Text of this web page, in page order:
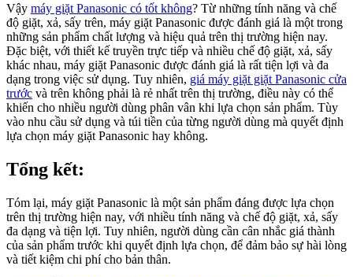
Vậy máy giặt Panasonic có tốt không? Từ những tính năng và chế
độ giặt, xả, sấy trên, máy giặt Panasonic được đánh giá là một trong
những sản phẩm chất lượng và hiệu quả trên thị trường hiện nay.
Đặc biệt, với thiết kế truyền trực tiếp và nhiều chế độ giặt, xả, sấy
khác nhau, máy giặt Panasonic được đánh giá là rất tiện lợi và đa
dạng trong việc sử dụng. Tuy nhiên, giá máy giặt giặt Panasonic cửa
trước và trên không phải là rẻ nhất trên thị trường, điều này có thể
khiến cho nhiều người dùng phân vân khi lựa chọn sản phẩm. Tùy
vào nhu cầu sử dụng và túi tiền của từng người dùng mà quyết định
lựa chọn máy giặt Panasonic hay không.
Tổng kết:
Tóm lại, máy giặt Panasonic là một sản phẩm đáng được lựa chọn
trên thị trường hiện nay, với nhiều tính năng và chế độ giặt, xả, sấy
đa dạng và tiện lợi. Tuy nhiên, người dùng cần cân nhắc giá thành
của sản phẩm trước khi quyết định lựa chọn, để đảm bảo sự hài lòng
và tiết kiệm chi phí cho bản thân.